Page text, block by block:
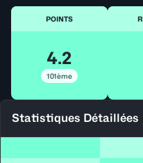
POINTS
4.2
101ème
Statistiques Détaillées